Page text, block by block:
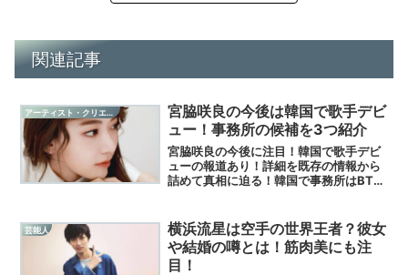
関連記事
アーティスト・クリエイター
宮脇咲良の今後は韓国で歌手デビ
ュー！事務所の候補を3つ紹介
宮脇咲良の今後に注目！韓国で歌手デビ
ューの報道あり！詳細を既存の情報から
詰めて真相に迫る！韓国で事務所はBTS
芸能人
横浜流星は空手の世界王者？彼女
や結婚の噂とは！筋肉美にも注
目！